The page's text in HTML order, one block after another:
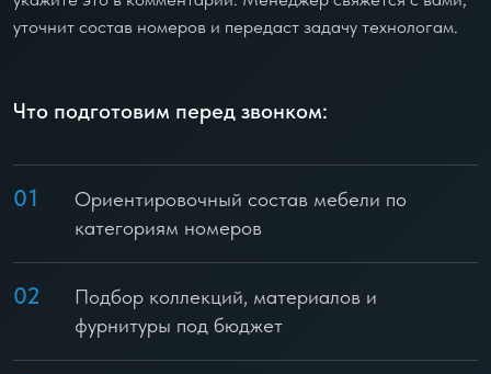
уточнит состав номеров и передаст задачу технологам.
Что подготовим перед звонком:
01
Ориентировочный состав мебели по
категориям номеров
02
Подбор коллекций, материалов и
фурнитуры под бюджет